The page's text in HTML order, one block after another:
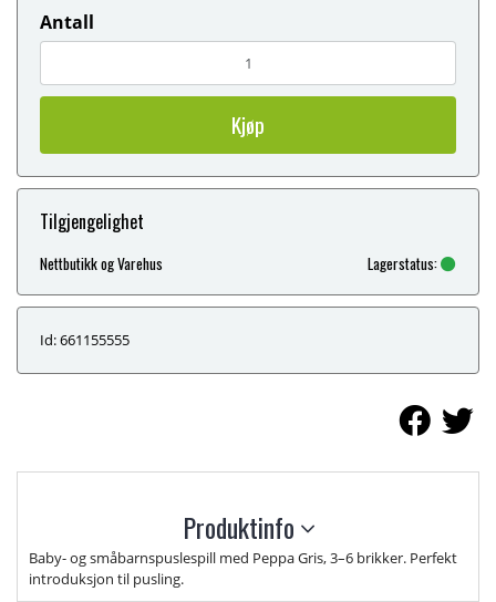
Antall
Kjøp
Tilgjengelighet
Nettbutikk og Varehus Lagerstatus:
Id: 661155555
Produktinfo
Baby- og småbarnspuslespill med Peppa Gris, 3–6 brikker. Perfekt
introduksjon til pusling.